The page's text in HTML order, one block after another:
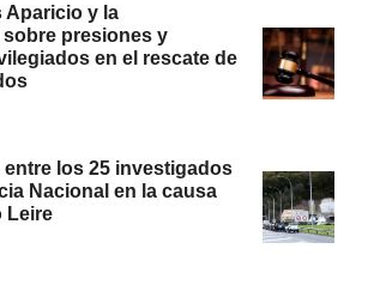
Aparicio y la
presiones y
en el rescate de
entre los 25 investigados
Nacional en la causa
Leire